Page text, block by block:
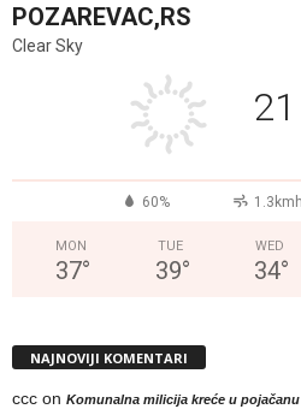
POZAREVAC,RS
Clear Sky
21
60% 1.3kmh
MON
37°
TUE
39°
WED
34°
NAJNOVIJI KOMENTARI
ccc on Komunalna milicija kreće u